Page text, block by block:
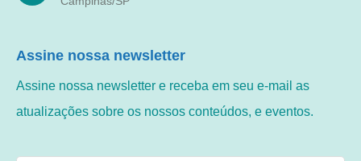
Assine nossa newsletter
Assine nossa newsletter e receba em seu e-mail as
atualizações sobre os nossos conteúdos, e eventos.